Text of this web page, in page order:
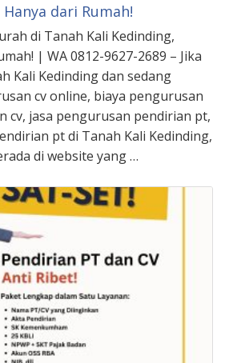
dari Rumah!
di Tanah Kali Kedinding,
| WA 0812-9627-2689 – Jika
Kali Kedinding dan sedang
cv online, biaya pengurusan
cv, jasa pengurusan pendirian pt,
pt di Tanah Kali Kedinding,
di website yang …